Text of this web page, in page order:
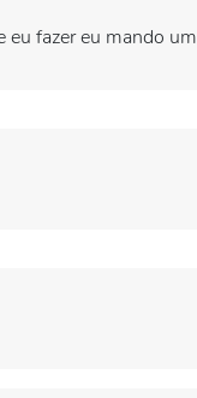
eu fazer eu mando um